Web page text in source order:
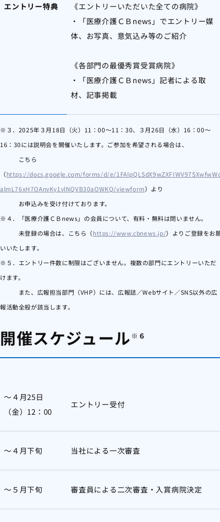
エントリー特典
《エントリーいただいた全ての病院》
・「医療介護ＣＢnews」でエントリー媒
体、お写真、意気込み等のご紹介
《各部門の最優秀賞受賞病院》
・「医療介護ＣＢnews」記者による取
材、記事掲載
※３．2025年３月18日（火）11：00～11：30、３月26日（水）16：00～
16：30には説明会を開催いたします。 ご参加を希望される場合は、
こちら
（https://docs.google.com/forms/d/e/
almL76xH7OAnvKy1vlNQVB30aOWKQ/viewform）より
お申込みを受け付けております。
※４．「医療介護ＣＢnews」の会員について、有料・無料は問いません。
未登録の場合は、こちら（https://www.cbnews.jp/）よりご登録をお
いいたします。
※５．エントリー件数に制限はございません。複数の部門にエントリーいただ
けます。
また、広報担当部門（VHP）には、広報誌／Webサイト／SNS以外の広
報活動全般が該当します。
開催スケジュール ※６
～４月25日
（金）12：00
エントリー受付
～４月下旬 当社による一次審査
～５月下旬 審査員による二次審査・入賞病院決定